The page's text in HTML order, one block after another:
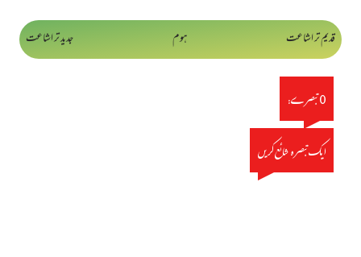
جدید تر اشاعت قدیم تر اشاعت ہوم
0 تبصرے:
ایک تبصرہ شائع کریں